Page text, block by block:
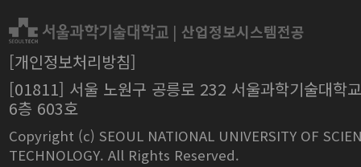
| 산업정보시스템전공
[개인정보처리방침]
[01811] 서울 노원구 공릉로 232 서울과학기술대학
6층 603호
Copyright (c) SEOUL NATIONAL UNIVERSITY OF
TECHNOLOGY. All Rights Reserved.